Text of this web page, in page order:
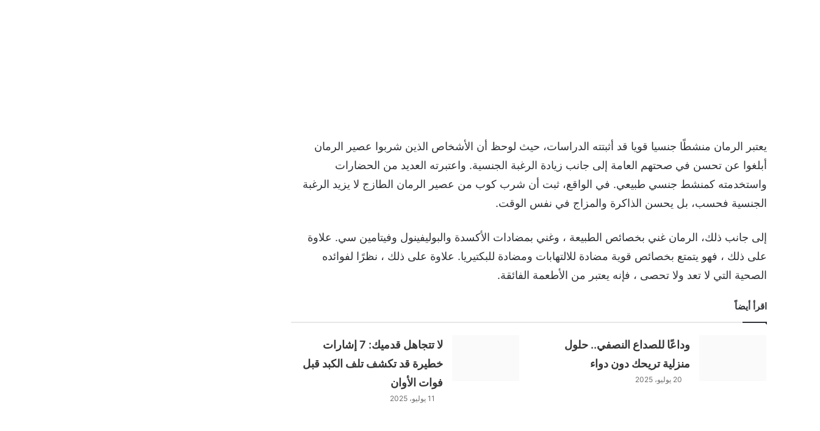
يعتبر الرمان منشطًا جنسيا قويا قد أثبتته الدراسات، حيث لوحظ أن الأشخاص الذين شربوا عصير الرمان
أبلغوا عن تحسن في صحتهم العامة إلى جانب زيادة الرغبة الجنسية. واعتبرته العديد من الحضارات
واستخدمته كمنشط جنسي طبيعي. في الواقع، ثبت أن شرب كوب من عصير الرمان الطازج لا يزيد الرغبة
الجنسية فحسب، بل يحسن الذاكرة والمزاج في نفس الوقت.
إلى جانب ذلك، الرمان غني بخصائص الطبيعة ، وغني بمضادات الأكسدة والبوليفينول وفيتامين سي. علاوة
على ذلك ، فهو يتمتع بخصائص قوية مضادة للالتهابات ومضادة للبكتيريا. علاوة على ذلك ، نظرًا لفوائده
الصحية التي لا تعد ولا تحصى ، فإنه يعتبر من الأطعمة الفائقة.
اقرأ أيضاً
وداعًا للصداع النصفي.. حلول
منزلية تريحك دون دواء
20 يوليو، 2025
لا تتجاهل قدميك: 7 إشارات
خطيرة قد تكشف تلف الكبد قبل
فوات الأوان
11 يوليو، 2025